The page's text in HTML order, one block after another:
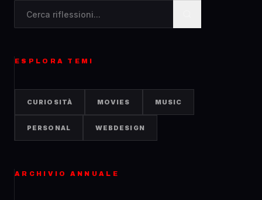
ESPLORA TEMI
CURIOSITÀ MOVIES MUSIC
PERSONAL WEBDESIGN
ARCHIVIO ANNUALE